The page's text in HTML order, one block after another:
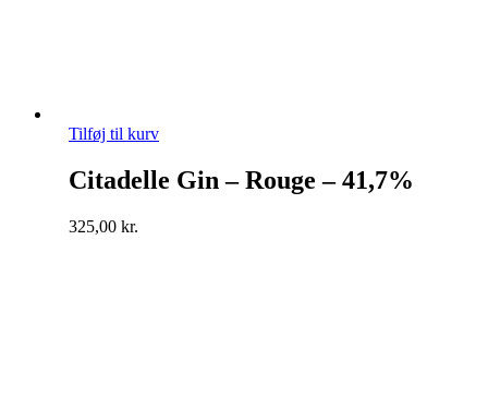
Tilføj til kurv
Citadelle Gin – Rouge – 41,7%
325,00 kr.